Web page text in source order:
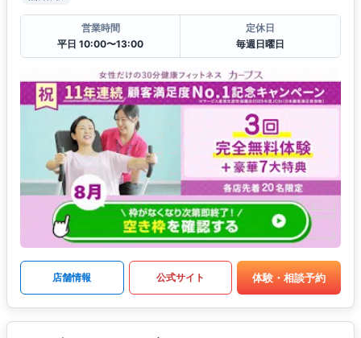
営業時間
平日 10:00〜13:00
定休日
毎週日曜日
店舗情報 公式サイト 体験・相談予約